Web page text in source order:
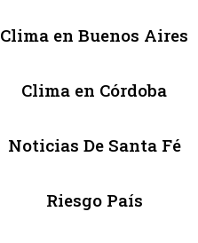
Clima en Buenos Aires
Clima en Córdoba
Noticias De Santa Fé
Riesgo País